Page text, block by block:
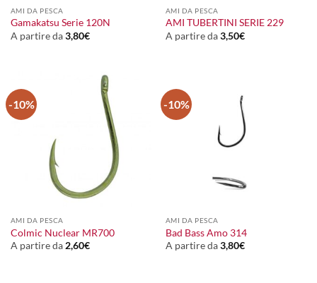
AMI DA PESCA
Gamakatsu Serie 120N
A partire da3,80€
AMI DA PESCA
AMI TUBERTINI SERIE 229
A partire da3,50€
-10%
AMI DA PESCA
Colmic Nuclear MR700
A partire da 2,60€
-10%
AMI DA PESCA
Bad Bass Amo 314
A partire da3,80€